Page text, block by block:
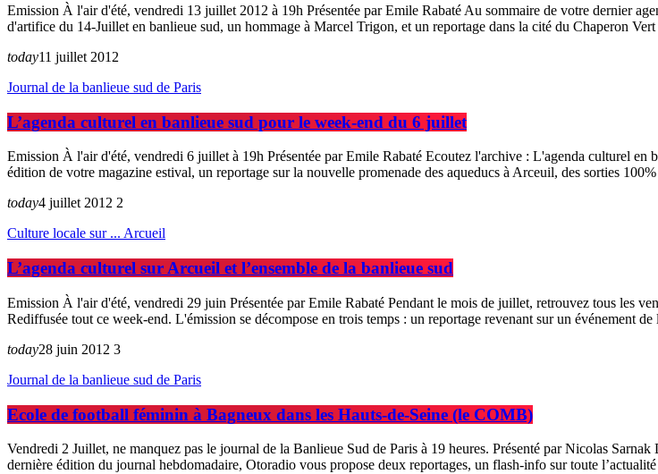
Emission À l'air d'été, vendredi 13 juillet 2012 à 19h Présentée par Emile Rabaté Au sommaire de votre dernier
d'artifice du 14-Juillet en banlieue sud, un hommage à Marcel Trigon, et un reportage dans la cité du Chaperon
today11 juillet 2012
Journal de la banlieue sud de Paris
L’agenda culturel en banlieue sud pour le week-end du 6 juillet
Emission À l'air d'été, vendredi 6 juillet à 19h Présentée par Emile Rabaté Ecoutez l'archive : L'agenda culturel
édition de votre magazine estival, un reportage sur la nouvelle promenade des aqueducs à Arceuil, des sorties
today4 juillet 2012 2
Culture locale sur ... Arcueil
L’agenda culturel sur Arcueil et l’ensemble de la banlieue sud
Emission À l'air d'été, vendredi 29 juin Présentée par Emile Rabaté Pendant le mois de juillet, retrouvez tous les
Rediffusée tout ce week-end. L'émission se décompose en trois temps : un reportage revenant sur un événement
today28 juin 2012 3
Journal de la banlieue sud de Paris
Ecole de football féminin à Bagneux dans les Hauts-de-Seine (le COMB)
Vendredi 2 Juillet, ne manquez pas le journal de la Banlieue Sud de Paris à 19 heures. Présenté par Nicolas
dernière édition du journal hebdomadaire, Otoradio vous propose deux reportages, un flash-info sur toute